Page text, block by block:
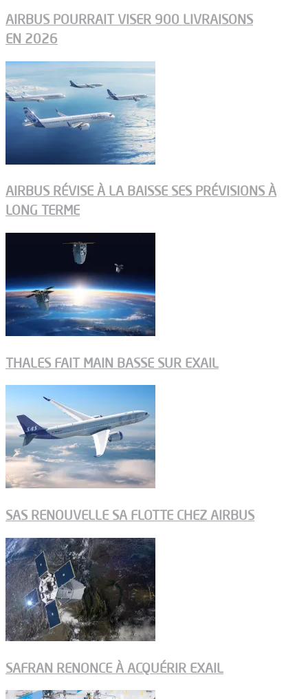
AIRBUS POURRAIT VISER 900 LIVRAISONS
EN 2026
AIRBUS RÉVISE À LA BAISSE SES PRÉVISIONS À
LONG TERME
THALES FAIT MAIN BASSE SUR EXAIL
SAS RENOUVELLE SA FLOTTE CHEZ AIRBUS
SAFRAN RENONCE À ACQUÉRIR EXAIL